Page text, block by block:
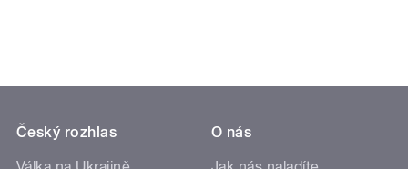
Český rozhlas
O nás